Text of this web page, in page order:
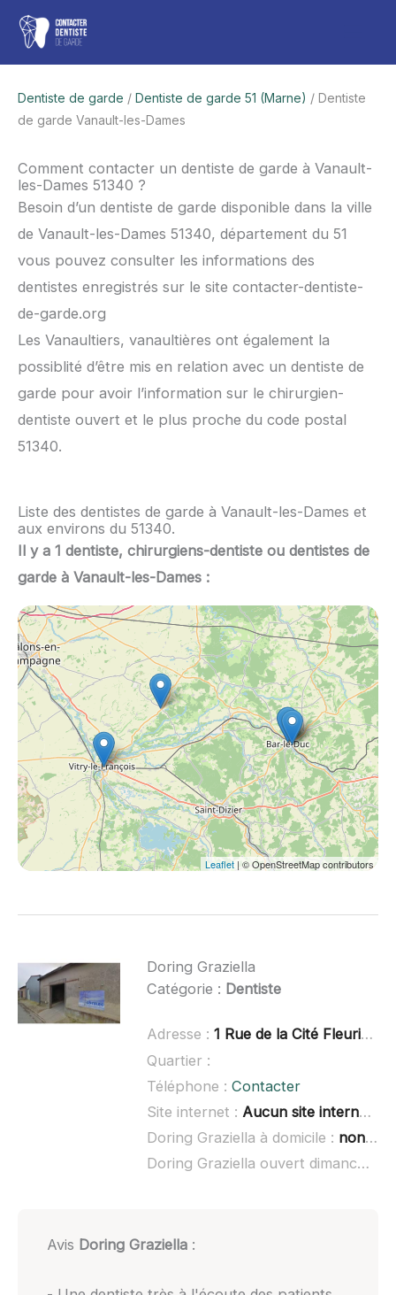
Aller
contenu
Dentiste de garde / Dentiste de garde 51 (Marne) / Dentiste
de garde Vanault-les-Dames
Comment contacter un dentiste de garde à Vanault-
les-Dames 51340 ?
Besoin d’un dentiste de garde disponible dans la ville
de Vanault-les-Dames 51340, département du 51
vous pouvez consulter les informations des
dentistes enregistrés sur le site contacter-dentiste-
de-garde.org
Les Vanaultiers, vanaultières ont également la
possiblité d’être mis en relation avec un dentiste de
garde pour avoir l’information sur le chirurgien-
dentiste ouvert et le plus proche du code postal
51340.
Liste des dentistes de garde à Vanault-les-Dames et
aux environs du 51340.
Il y a 1 dentiste, chirurgiens-dentiste ou dentistes de
garde à Vanault-les-Dames :
Leaflet | © OpenStreetMap contributors
Doring Graziella
Catégorie : Dentiste
Adresse : 1 Rue de la Cité Fleurie, 51340 Vanault-les-Dames
Quartier :
Téléphone : Contacter
Site internet : Aucun site internet connu
Doring Graziella à domicile : non renseigné
Doring Graziella ouvert dimanche :
Avis Doring Graziella: